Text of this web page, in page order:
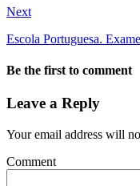
Next
Escola Portuguesa.
Be the first to comment
Leave a Reply
Your email address will
Comment